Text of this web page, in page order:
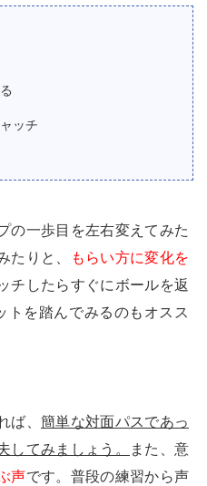
ッチ
の一歩目を左右変えてみた
たりと、
もらい方に変化を
チしたらすぐにボールを返
トを踏んでみるのもオスス
ば、 簡単な対面パスであっ
してみましょう。
また、意
声です。普段の練習から声